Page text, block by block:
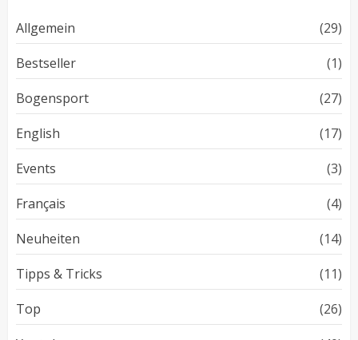
Allgemein
(29)
Bestseller
(1)
Bogensport
(27)
English
(17)
Events
(3)
Français
(4)
Neuheiten
(14)
Tipps & Tricks
(11)
Top
(26)